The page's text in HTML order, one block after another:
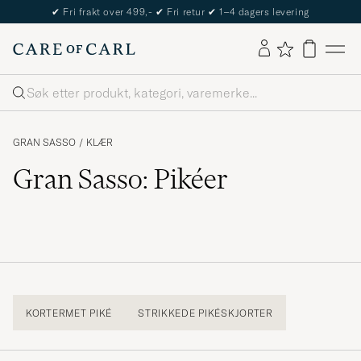
✔ Fri frakt over 499,- ✔ Fri retur ✔ 1–4 dagers levering
Søk
GRAN SASSO / KLÆR
Gran Sasso: Pikéer
KORTERMET PIKÉ STRIKKEDE PIKÉSKJORTER